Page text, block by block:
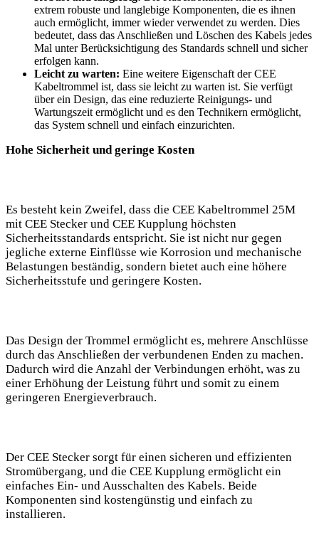
extrem robuste und langlebige Komponenten, die es ihnen
auch ermöglicht, immer wieder verwendet zu werden. Dies
bedeutet, dass das Anschließen und Löschen des Kabels jedes
Mal unter Berücksichtigung des Standards schnell und sicher
erfolgen kann.
Leicht zu warten: Eine weitere Eigenschaft der CEE
Kabeltrommel ist, dass sie leicht zu warten ist. Sie verfügt
über ein Design, das eine reduzierte Reinigungs- und
Wartungszeit ermöglicht und es den Technikern ermöglicht,
das System schnell und einfach einzurichten.
Hohe Sicherheit und geringe Kosten
Es besteht kein Zweifel, dass die CEE Kabeltrommel 25M
mit CEE Stecker und CEE Kupplung höchsten
Sicherheitsstandards entspricht. Sie ist nicht nur gegen
jegliche externe Einflüsse wie Korrosion und mechanische
Belastungen beständig, sondern bietet auch eine höhere
Sicherheitsstufe und geringere Kosten.
Das Design der Trommel ermöglicht es, mehrere Anschlüsse
durch das Anschließen der verbundenen Enden zu machen.
Dadurch wird die Anzahl der Verbindungen erhöht, was zu
einer Erhöhung der Leistung führt und somit zu einem
geringeren Energieverbrauch.
Der CEE Stecker sorgt für einen sicheren und effizienten
Stromübergang, und die CEE Kupplung ermöglicht ein
einfaches Ein- und Ausschalten des Kabels. Beide
Komponenten sind kostengünstig und einfach zu
installieren.